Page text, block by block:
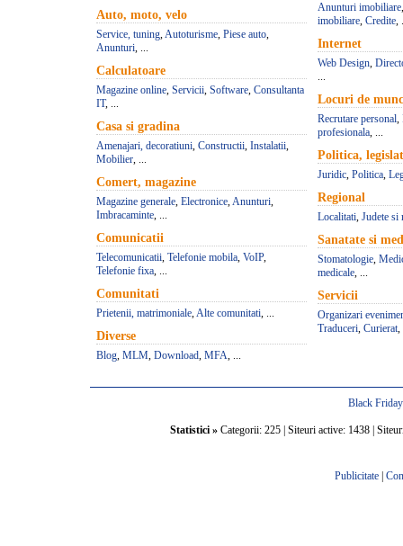
Auto, moto, velo
Service, tuning,Autoturisme, Piese auto,
Anunturi, ...
Calculatoare
Magazine online, Servicii, Software, Consultanta
IT, ...
Casa si gradina
Amenajari, decoratiuni, Constructii, Instalatii,
Mobilier, ...
Comert, magazine
Magazine generale, Electronice,Anunturi,
Imbracaminte, ...
Comunicatii
Telecomunicatii, Telefonie mobila, VoIP,
Telefonie fixa, ...
Comunitati
Prietenii, matrimoniale,Alte comunitati, ...
Diverse
Blog, MLM, Download, MFA, ...
Anunturi imobiliare
imobiliare, Credite,
Internet
Web Design,
...
Locuri de
Recrutare personal,
profesionala, ...
Politica,
Juridic, Politica,
Regional
Localitati, Judete si
Sanatate si
Stomatologie,
medicale, ...
Servicii
Organizari
Traduceri, Curierat,
Black
Statistici »Categorii: 225 | Siteuri active: 1438 |
Publicitate|